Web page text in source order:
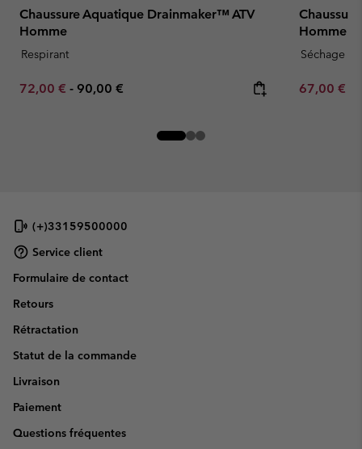
Chaussure Aquatique Drainmaker™ ATV
Homme
Respirant
Minimum sale price:
72,00 € - Maximum price:
90,00 €
Homme
Séchage
Minimum
67,00 €
(+)33159500000
Service client
Formulaire de contact
Retours
Rétractation
Statut de la commande
Livraison
Paiement
Questions fréquentes